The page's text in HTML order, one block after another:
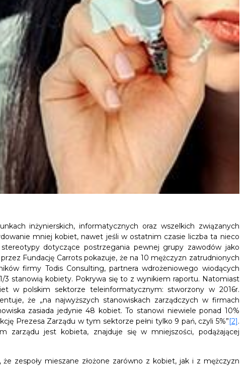
inżynierskich, informatycznych oraz wszelkich związanych
mniej kobiet, nawet jeśli w ostatnim czasie liczba ta nieco
dotyczące postrzegania pewnej grupy zawodów jako
Fundację Carrots pokazuje, że na 10 mężczyzn zatrudnionych
firmy Todis Consulting, partnera wdrożeniowego wiodących
3 stanowią kobiety. Pokrywa się to z wynikiem raportu. Natomiast
w polskim sektorze teleinformatycznym: stworzony w 2016r.
że „na najwyższych stanowiskach zarządczych w firmach
zasiada jedynie 48 kobiet. To stanowi niewiele ponad 10%
Prezesa Zarządu w tym sektorze pełni tylko 9 pań, czyli 5%”[2].
jest kobieta, znajduje się w mniejszości, podążającej
zespoły mieszane złożone zarówno z kobiet, jak i z mężczyzn